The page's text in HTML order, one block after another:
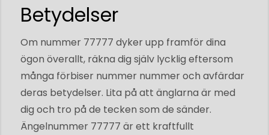
Betydelser
Om nummer 77777 dyker upp framför dina
ögon överallt, räkna dig själv lycklig eftersom
många förbiser nummer nummer och avfärdar
deras betydelser. Lita på att änglarna är med
dig och tro på de tecken som de sänder.
Ängelnummer 77777 är ett kraftfullt